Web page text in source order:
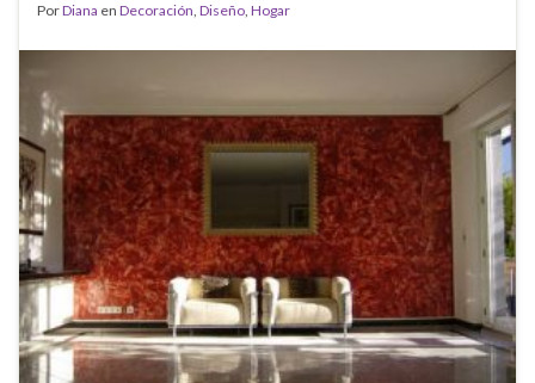
PorDiana en Decoración, Diseño, Hogar